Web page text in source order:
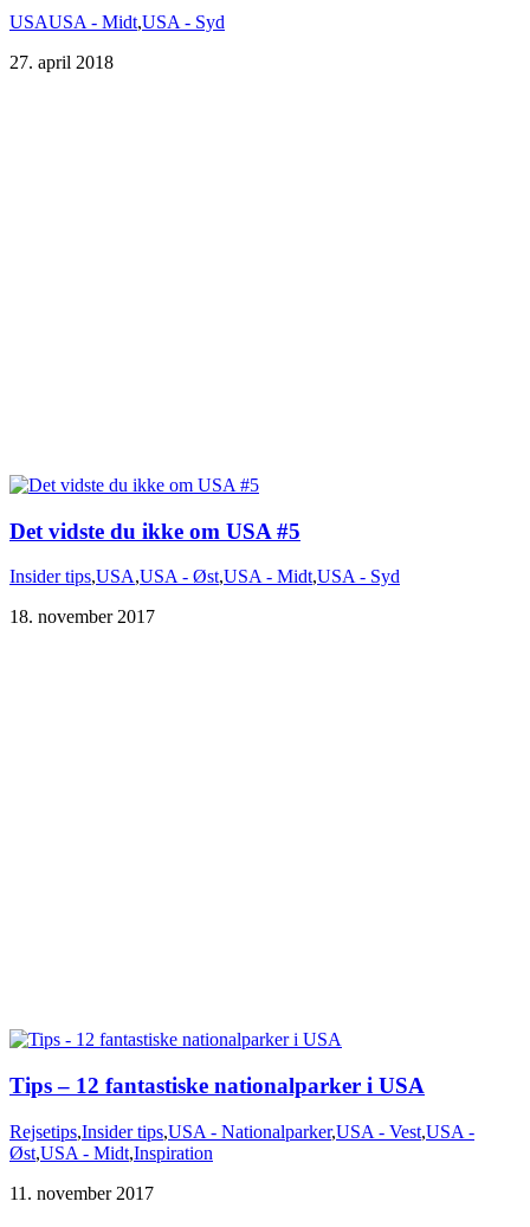
USAUSA - Midt,USA - Syd
27. april 2018
Det vidste du ikke om USA #5
Insider tips,USA,USA - Øst,USA - Midt,USA - Syd
18. november 2017
Tips – 12 fantastiske nationalparker i USA
Rejsetips,Insider tips,USA - Nationalparker,USA - Vest,USA -
Øst,USA - Midt,Inspiration
11. november 2017